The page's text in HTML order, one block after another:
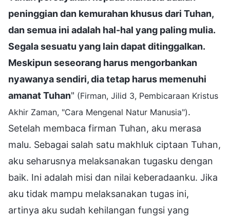
peninggian dan kemurahan khusus dari Tuhan,
dan semua ini adalah hal-hal yang paling mulia.
Segala sesuatu yang lain dapat ditinggalkan.
Meskipun seseorang harus mengorbankan
nyawanya sendiri, dia tetap harus memenuhi
amanat Tuhan" (Firman, Jilid 3, Pembicaraan Kristus
Akhir Zaman, "Cara Mengenal Natur Manusia").
Setelah membaca firman Tuhan, aku merasa
malu. Sebagai salah satu makhluk ciptaan Tuhan,
aku seharusnya melaksanakan tugasku dengan
baik. Ini adalah misi dan nilai keberadaanku. Jika
aku tidak mampu melaksanakan tugas ini,
artinya aku sudah kehilangan fungsi yang